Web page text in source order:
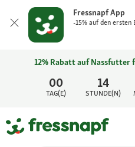
Fressnapf App
-15% auf den
00
TAG(E)
14
STUNDE(N)
12% Rabatt auf Nassfutter